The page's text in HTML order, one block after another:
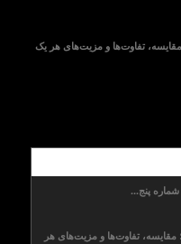
مقایسه، تفاوت‌ها و مزیت‌های هر یک
پنج...
مقایسه، تفاوت‌ها و مزیت‌های هر